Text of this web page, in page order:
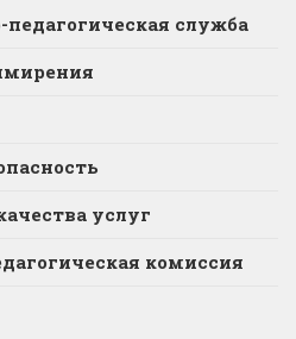
служба
услуг
комиссия